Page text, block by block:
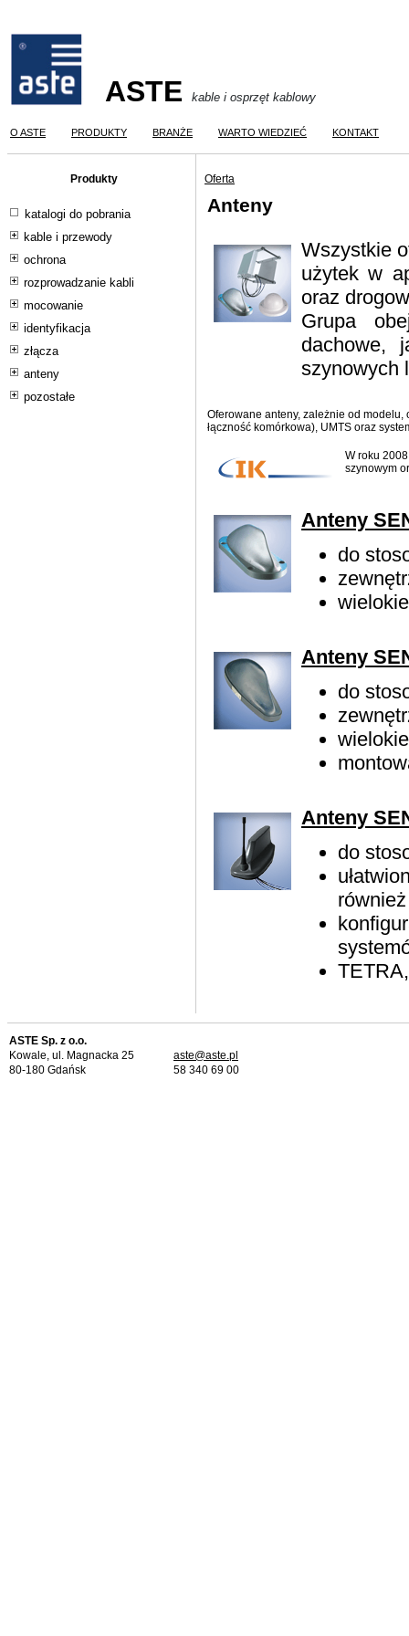
ASTE kable i osprzęt kablowy
O ASTE PRODUKTY BRANŻE WARTO WIEDZIEĆ KONTAKT
Produkty
katalogi do pobrania
kable i przewody
ochrona
rozprowadzanie kabli
mocowanie
identyfikacja
złącza
anteny
pozostałe
Oferta
Anteny
Wszystkie
użytek w
oraz
Grupa
dachowe,
szynowych
Oferowane anteny, zależnie od modelu,
łączność komórkowa), UMTS oraz
W roku
szynowym
Anteny
do
Anteny
do
Anteny
do
ASTE Sp. z o.o.
Kowale, ul. Magnacka 25
aste@aste.pl
80-180 Gdańsk
58 340 69 00